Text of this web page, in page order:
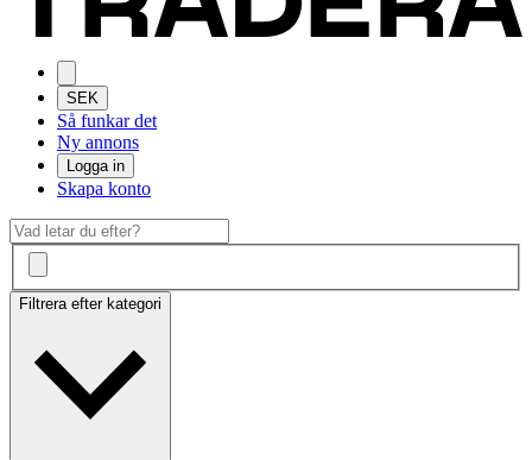
SEK
Så funkar det
Ny annons
Logga in
Skapa konto
Filtrera efter kategori